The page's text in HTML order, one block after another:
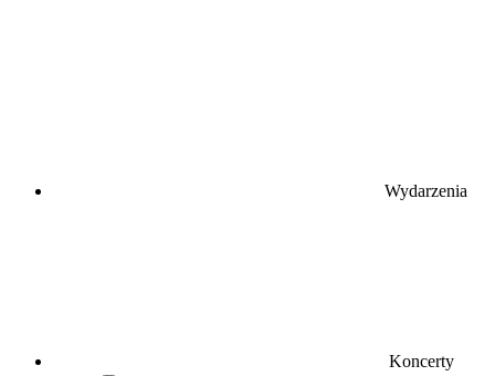
Wydarzenia
Koncerty